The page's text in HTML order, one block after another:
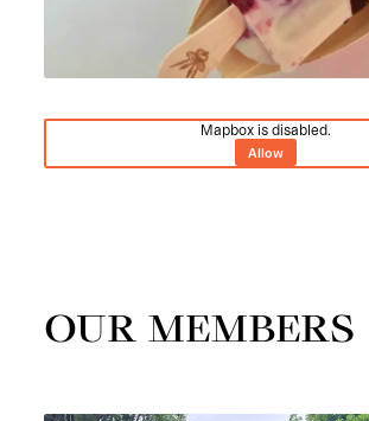
Mapbox is disabled.
Allow
OUR MEMBERS